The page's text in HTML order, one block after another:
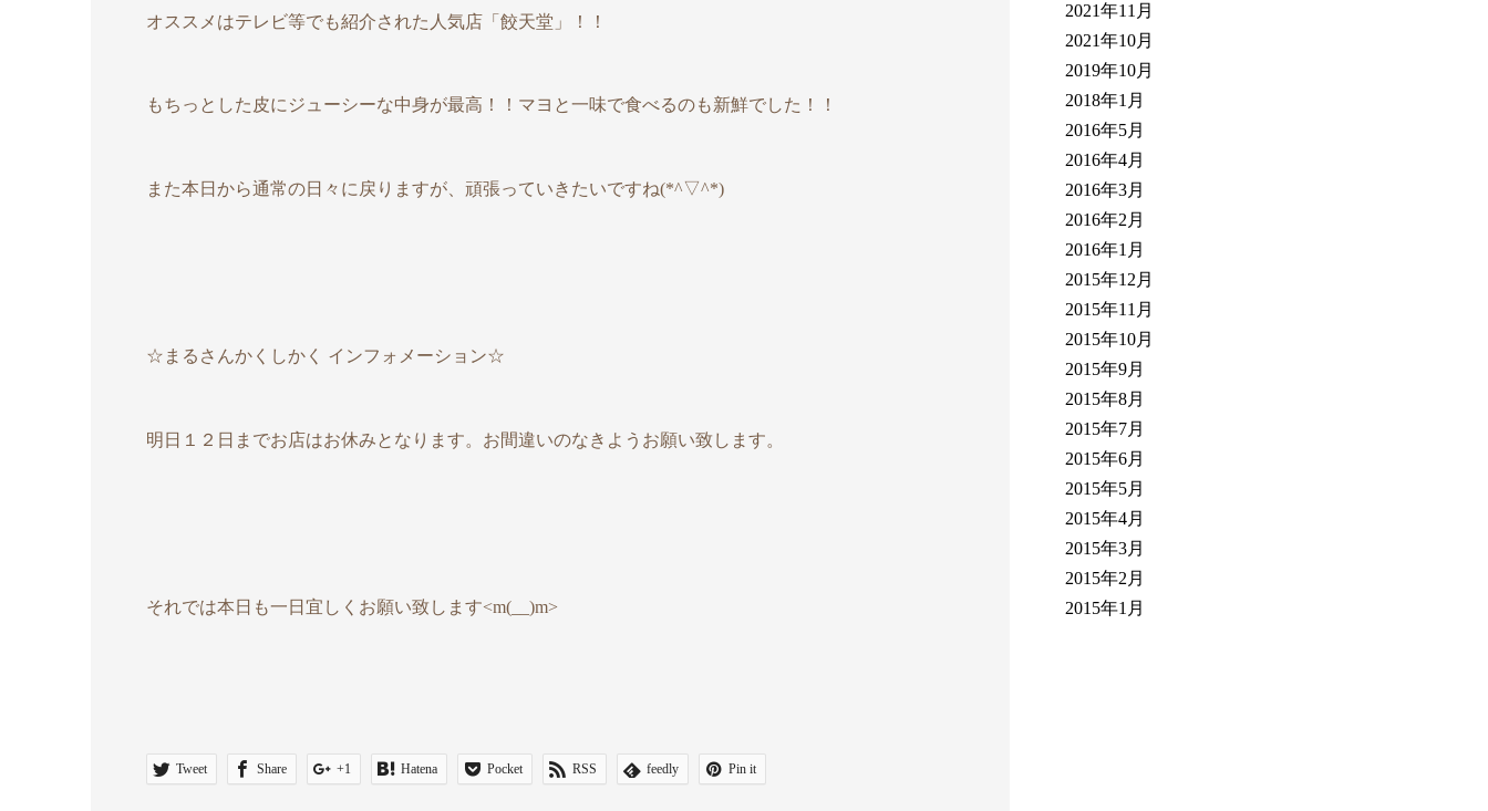
オススメはテレビ等でも紹介された人気店「餃天堂」！！
もちっとした皮にジューシーな中身が最高！！マヨと一味で食べるのも新鮮でした！！
また本日から通常の日々に戻りますが、頑張っていきたいですね(*^▽^*)
☆まるさんかくしかく インフォメーション☆
明日１２日までお店はお休みとなります。お間違いのなきようお願い致します。
それでは本日も一日宜しくお願い致します<m(__)m>
Tweet Share +1 Hatena Pocket RSS feedly Pin it
2021年11月
2021年10月
2019年10月
2018年1月
2016年5月
2016年4月
2016年3月
2016年2月
2016年1月
2015年12月
2015年11月
2015年10月
2015年9月
2015年8月
2015年7月
2015年6月
2015年5月
2015年4月
2015年3月
2015年2月
2015年1月